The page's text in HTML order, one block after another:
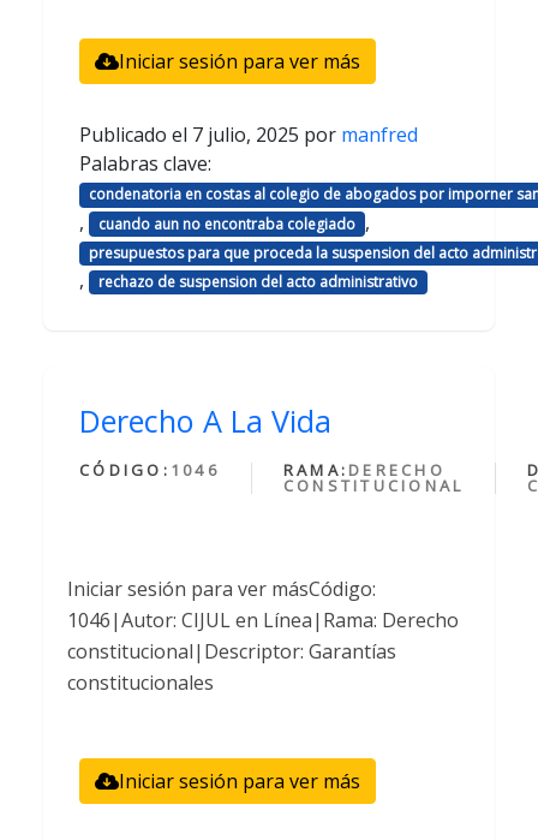
Iniciar sesión para ver más
Publicado el 7 julio, 2025 por manfred
Palabras clave:
condenatoria en costas al colegio de abogados por imporner
, cuando aun no encontraba colegiado ,
presupuestos para que proceda la suspension del acto
, rechazo de suspension del acto administrativo
Derecho A La Vida
CÓDIGO: 1046 RAMA: DERECHO
CONSTITUCIONAL
Iniciar sesión para ver másCódigo:
1046|Autor: CIJUL en Línea|Rama: Derecho
constitucional|Descriptor: Garantías
constitucionales
Iniciar sesión para ver más